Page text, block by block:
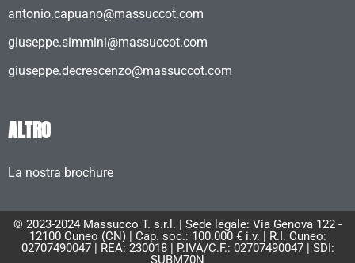
antonio.capuano@massuccot.com
giuseppe.simmini@massuccot.com
giuseppe.decrescenzo@massuccot.com
ALTRO
La nostra brochure
© 2023-2024 Massucco T. s.r.l. | Sede legale: Via Genova 122 -
12100 Cuneo (CN) | Cap. soc.: 100.000 € i.v. | R.I. Cuneo:
02707490047 | REA: 230018 | P.IVA/C.F.: 02707490047 | SDI:
SUBM70N